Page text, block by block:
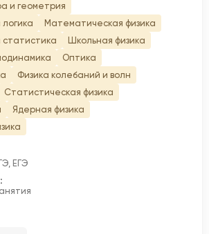
и геометрия
Математическая физика
Школьная физика
Оптика
Физика колебаний и волн
Статистическая физика
Ядерная физика
ЕГЭ